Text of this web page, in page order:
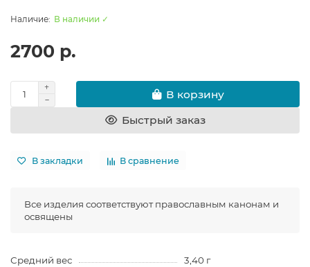
В наличии ✓
2700 р.
В корзину
Быстрый заказ
В закладки В сравнение
Все изделия соответствуют православным канонам и
освящены
Средний вес
3,40 г